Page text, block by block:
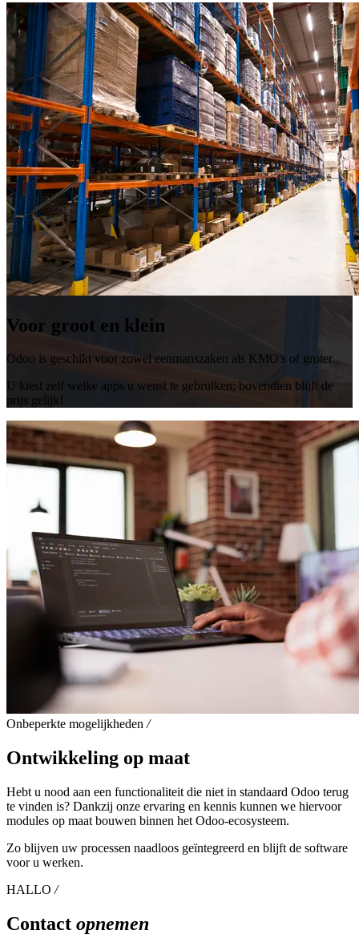
Voor groot en klein
Odoo is geschikt voor zowel eenmanszaken als KMO's of groter.
U kiest zelf welke apps u wenst te gebruiken; bovendien blijft de
prijs gelijk!
Onbeperkte mogelijkheden/
Ontwikkeling op maat
Hebt u nood aan een functionaliteit die niet in standaard Odoo terug
te vinden is? Dankzij onze ervaring en kennis kunnen we hiervoor
modules op maat bouwen binnen het Odoo-ecosysteem.
Zo blijven uw processen naadloos geïntegreerd en blijft de software
voor u werken.
HALLO /
Contact opnemen